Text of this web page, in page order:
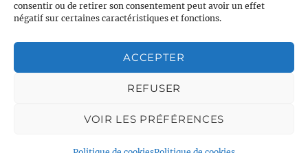
consentir ou de retirer son consentement peut avoir un effet
négatif sur certaines caractéristiques et fonctions.
ACCEPTER
REFUSER
VOIR LES PRÉFÉRENCES
Stress Tranche de vie Vie de couple École
VOUS AVEZ ENRICHI UN SCÉNARIO ?
faire profiter de futurs organisateurs
suivre est expliquée en deuxième moitié de cette page